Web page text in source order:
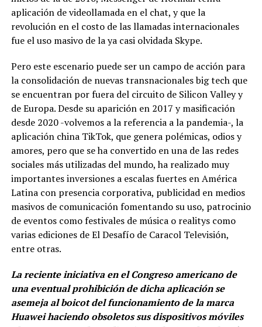
aplicación de videollamada en el chat, y que la
revolución en el costo de las llamadas internacionales
fue el uso masivo de la ya casi olvidada Skype.
Pero este escenario puede ser un campo de acción para
la consolidación de nuevas transnacionales big tech que
se encuentran por fuera del circuito de Silicon Valley y
de Europa. Desde su aparición en 2017 y masificación
desde 2020 -volvemos a la referencia a la pandemia-, la
aplicación china TikTok, que genera polémicas, odios y
amores, pero que se ha convertido en una de las redes
sociales más utilizadas del mundo, ha realizado muy
importantes inversiones a escalas fuertes en América
Latina con presencia corporativa, publicidad en medios
masivos de comunicación fomentando su uso, patrocinio
de eventos como festivales de música o realitys como
varias ediciones de El Desafío de Caracol Televisión,
entre otras.
La reciente iniciativa en el Congreso americano de
una eventual prohibición de dicha aplicación se
asemeja al boicot del funcionamiento de la marca
Huawei haciendo obsoletos sus dispositivos móviles